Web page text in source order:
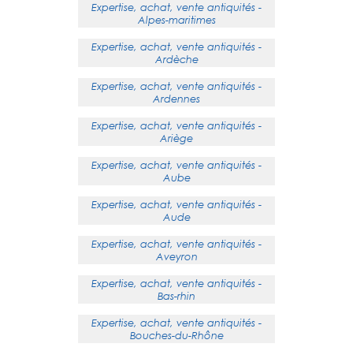
Expertise, achat, vente antiquités -
Alpes-maritimes
Expertise, achat, vente antiquités -
Ardèche
Expertise, achat, vente antiquités -
Ardennes
Expertise, achat, vente antiquités -
Ariège
Expertise, achat, vente antiquités -
Aube
Expertise, achat, vente antiquités -
Aude
Expertise, achat, vente antiquités -
Aveyron
Expertise, achat, vente antiquités -
Bas-rhin
Expertise, achat, vente antiquités -
Bouches-du-Rhône